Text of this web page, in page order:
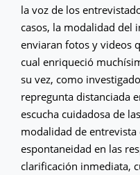
la voz de los
casos, la modalidad del
enviaran fotos y videos
cual enriqueció
su vez, como
repregunta distanciada
escucha cuidadosa de
modalidad de
espontaneidad en las
clarificación inmediata,